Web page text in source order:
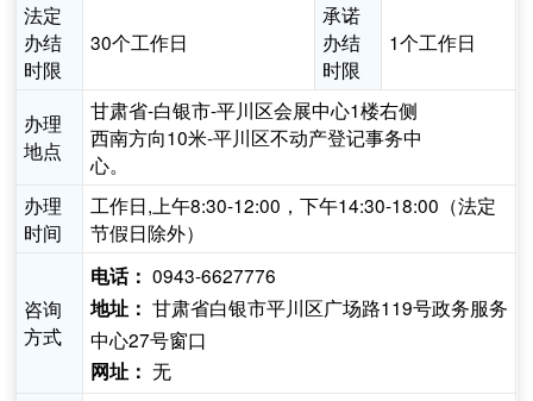
法定
办结
时限
30个工作日
承诺
办结
时限
1个工作日
办理
地点
甘肃省-白银市-平川区会展中心1楼右侧
西南方向10米-平川区不动产登记事务中
心。
办理
时间
工作日,上午8:30-12:00，下午14:30-18:00（法定
节假日除外）
咨询
方式
电话： 0943-6627776
地址： 甘肃省白银市平川区广场路119号政务服务
中心27号窗口
网址： 无